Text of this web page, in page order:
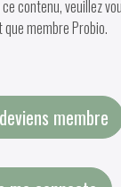
contenu, veuillez
membre Probio.
membre